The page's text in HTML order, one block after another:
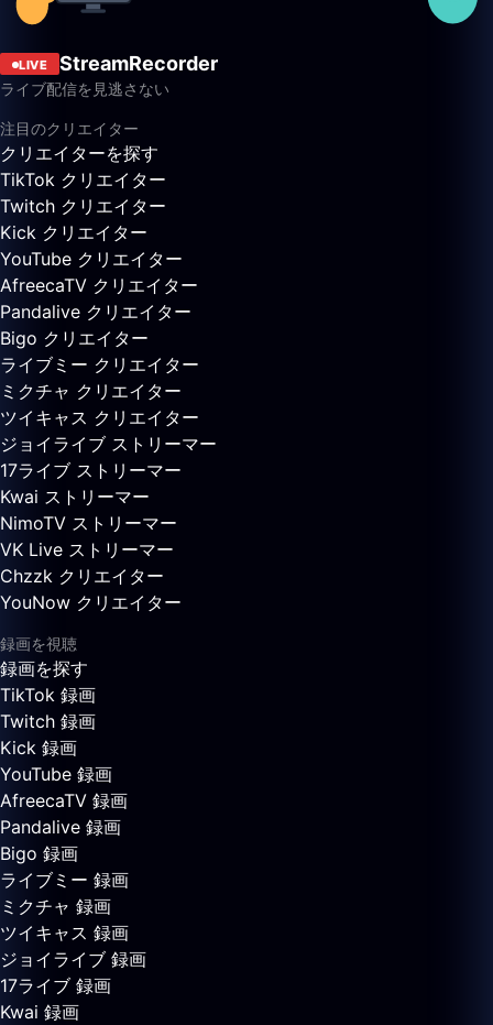
LIVE StreamRecorder
ライブ配信を見逃さない
注目のクリエイター
クリエイターを探す
TikTok クリエイター
Twitch クリエイター
Kick クリエイター
YouTube クリエイター
AfreecaTV クリエイター
Pandalive クリエイター
Bigo クリエイター
ライブミー クリエイター
ミクチャ クリエイター
ツイキャス クリエイター
ジョイライブ ストリーマー
17ライブ ストリーマー
Kwai ストリーマー
NimoTV ストリーマー
VK Live ストリーマー
Chzzk クリエイター
YouNow クリエイター
録画を視聴
録画を探す
TikTok 録画
Twitch 録画
Kick 録画
YouTube 録画
AfreecaTV 録画
Pandalive 録画
Bigo 録画
ライブミー 録画
ミクチャ 録画
ツイキャス 録画
ジョイライブ 録画
17ライブ 録画
Kwai 録画